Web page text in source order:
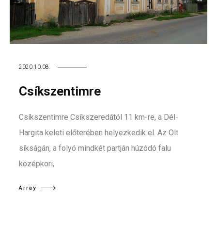
2020.10.08.
Csíkszentimre
Csíkszentimre Csíkszeredától 11 km-re, a Dél-
Hargita keleti előterében helyezkedik el. Az Olt
síkságán, a folyó mindkét partján húzódó falu
középkori,
Array